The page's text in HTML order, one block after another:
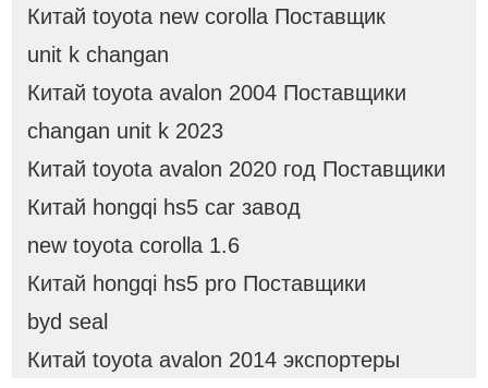
Китай toyota new corolla Поставщик
unit k changan
Китай toyota avalon 2004 Поставщики
changan unit k 2023
Китай toyota avalon 2020 год Поставщики
Китай hongqi hs5 car завод
new toyota corolla 1.6
Китай hongqi hs5 pro Поставщики
byd seal
Китай toyota avalon 2014 экспортеры